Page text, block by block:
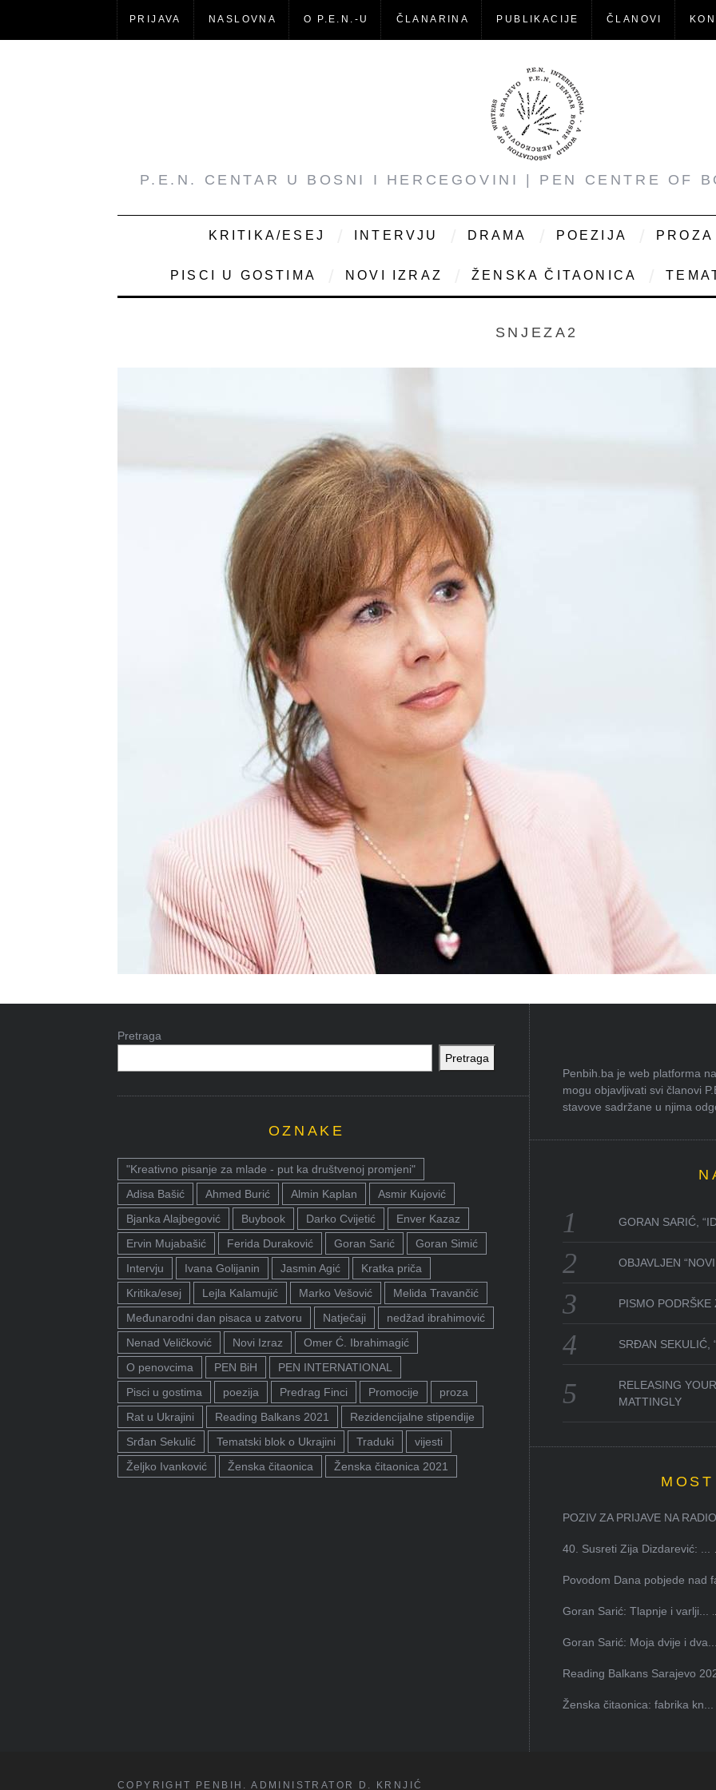
PRIJAVA NASLOVNA O P.E.N.-U ČLANARINA PUBLIKACIJE ČLANOVI
P.E.N. CENTAR U BOSNI I HERCEGOVINI | PEN CENTRE OF
KRITIKA/ESEJ INTERVJU DRAMA POEZIJA PROZA
PISCI U GOSTIMA NOVI IZRAZ ŽENSKA ČITAONICA
SNJEZA2
Pretraga
Pretraga
OZNAKE
"Kreativno pisanje za mlade - put ka društvenoj promjeni"
Adisa Bašić
Ahmed Burić Almin Kaplan
Asmir Kujović
Bjanka Alajbegović
Buybook Darko Cvijetić
Enver Kazaz
Ervin Mujabašić
Ferida Duraković Goran Sarić
Goran Simić
Intervju
Ivana Golijanin Jasmin Agić
Kratka priča
Kritika/esej
Lejla Kalamujić Marko Vešović
Melida Travančić
Međunarodni dan pisaca u zatvoru
Natječaji
nedžad ibrahimović
Nenad Veličković
Novi Izraz
Omer Ć. Ibrahimagić
O penovcima
PEN BiH
PEN INTERNATIONAL
Pisci u gostima
poezija Predrag Finci Promocije
proza
Rat u Ukrajini
Reading Balkans 2021
Rezidencijalne stipendije
Srđan Sekulić
Tematski blok o Ukrajini Traduki
vijesti
Željko Ivanković
Ženska čitaonica Ženska čitaonica 2021
Penbih.ba je web platforma
mogu objavljivati svi članovi
stavove sadržane u njima
GORAN SARIĆ,
OBJAVLJEN
PISMO PODRŠKE
SRĐAN SEKULIĆ,
RELEASING
MATTINGLY
POZIV ZA PRIJAVE NA
40. Susreti Zija Dizdarević: ...
Povodom Dana pobjede nad
Goran Sarić: Tlapnje i varlji...
Goran Sarić: Moja dvije i dva...
Reading Balkans Sarajevo
Ženska čitaonica: fabrika kn...
COPYRIGHT PENBIH. ADMINISTRATOR D. KRNJIĆ